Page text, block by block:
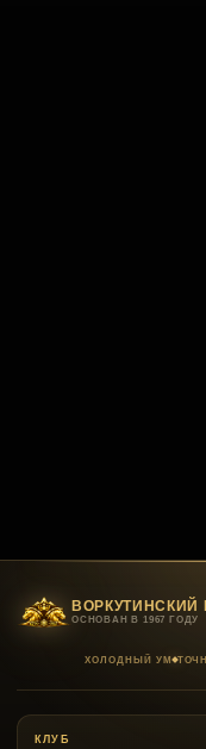
ОСНОВАН В 1967 ГОДУ
ХОЛОДНЫЙ УМ
КЛУБ